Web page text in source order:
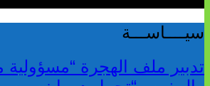
سيــــاســـة
تدبير ملف الهجرة “مسؤولية